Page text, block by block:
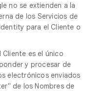
no se extienden a la
de los Servicios de
para el Cliente o
Cliente es el único
y procesar de
electrónicos enviados
de los Nombres de